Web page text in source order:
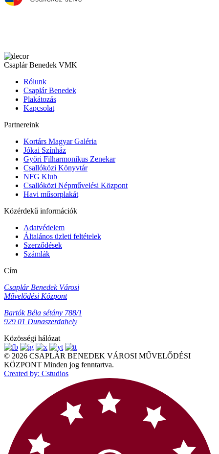
Csaplár Benedek VMK
Rólunk
Csaplár Benedek
Plakátozás
Kapcsolat
Partnereink
Kortárs Magyar Galéria
Jókai Színház
Győri Filharmonikus Zenekar
Csallóközi Könyvtár
NFG Klub
Csallóközi Népművelési Központ
Havi műsorplakát
Közérdekű információk
Adatvédelem
Általános üzleti feltételek
Szerződések
Számlák
Cím
Csaplár Benedek Városi
Művelődési Központ
Bartók Béla sétány 788/1
929 01 Dunaszerdahely
Közösségi hálózat
© 2026 CSAPLÁR BENEDEK VÁROSI MŰVELŐDÉSI
KÖZPONT Minden jog fenntartva.
Created by: Cstudios